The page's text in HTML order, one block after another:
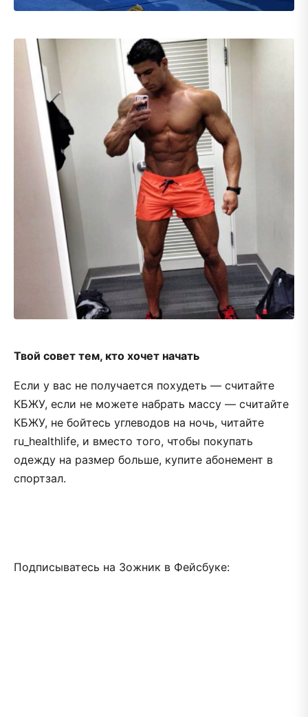
Твой совет тем, кто хочет начать
Если у вас не получается похудеть — считайте
КБЖУ, если не можете набрать массу — считайте
КБЖУ, не бойтесь углеводов на ночь, читайте
ru_healthlife, и вместо того, чтобы покупать
одежду на размер больше, купите абонемент в
спортзал.
Подписыватесь на Зожник в Фейсбуке: